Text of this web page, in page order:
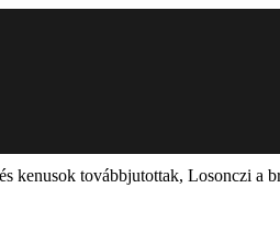
kenusok továbbjutottak, Losonczi a